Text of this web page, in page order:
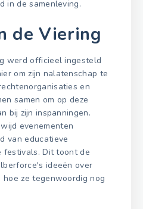
in de samenleving.
de Viering
werd officieel ingesteld
om zijn nalatenschap te
en
samen om op deze
bij zijn inspanningen.
evenementen
van educatieve
Dit toont de
ideeën over
ze tegenwoordig nog